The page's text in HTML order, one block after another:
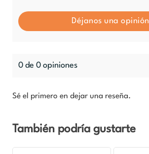
Déjanos una opinión
0 de 0 opiniones
Sé el primero en dejar una reseña.
También podría gustarte